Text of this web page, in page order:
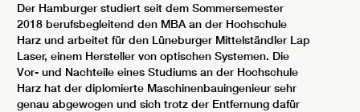
Der Hamburger studiert seit dem Sommersemester
2018 berufsbegleitend den MBA an der Hochschule
Harz und arbeitet für den Lüneburger Mittelständler Lap
Laser, einem Hersteller von optischen Systemen. Die
Vor- und Nachteile eines Studiums an der Hochschule
Harz hat der diplomierte Maschinenbauingenieur sehr
genau abgewogen und sich trotz der Entfernung dafür